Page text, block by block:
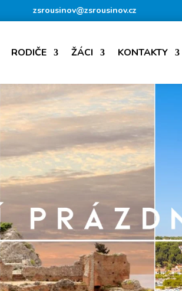
zsrousinov@zsrousinov.cz
RODIČE ŽÁCI KONTAKTY